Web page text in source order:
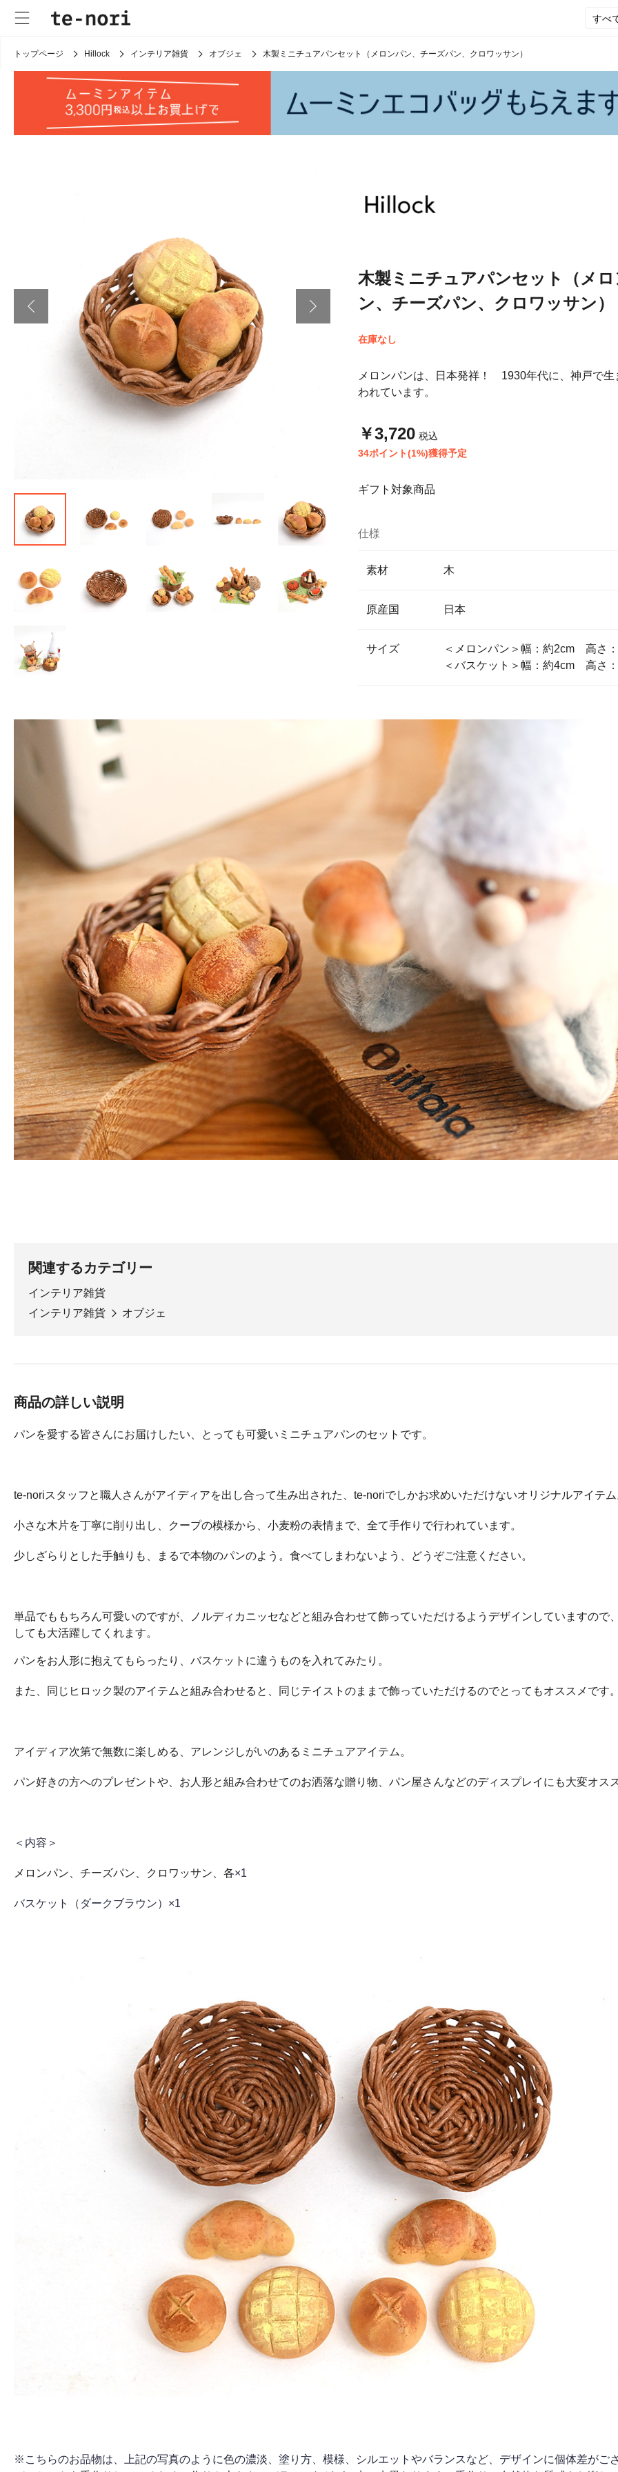
トップページ Hillock インテリア雑貨 オブジェ 木製ミニチュアパンセット（メロンパン、チーズパン、クロワッサン）
木製ミニチュアパンセット（メ
ン、チーズパン、クロワッサン）
在庫なし
メロンパンは、日本発祥！ 1930年代に、神戸で生
われています。
￥3,720 税込
34ポイント(1%)獲得予定
ギフト対象商品
仕様
素材 木
原産国 日本
サイズ
＜メロンパン＞幅：約2cm 高さ
＜バスケット＞幅：約4cm 高さ
関連するカテゴリー
インテリア雑貨
インテリア雑貨
オブジェ
商品の詳しい説明
パンを愛する皆さんにお届けしたい、とっても可愛いミニチュアパンのセットです。
te-noriスタッフと職人さんがアイディアを出し合って生み出された、te-noriでしかお求めいただけないオリジナルアイテ
小さな木片を丁寧に削り出し、クープの模様から、小麦粉の表情まで、全て手作りで行われています。
少しざらりとした手触りも、まるで本物のパンのよう。食べてしまわないよう、どうぞご注意ください。
単品でももちろん可愛いのですが、ノルディカニッセなどと組み合わせて飾っていただけるようデザインしていますので
しても大活躍してくれます。
パンをお人形に抱えてもらったり、バスケットに違うものを入れてみたり。
また、同じヒロック製のアイテムと組み合わせると、同じテイストのままで飾っていただけるのでとってもオススメです
アイディア次第で無数に楽しめる、アレンジしがいのあるミニチュアアイテム。
パン好きの方へのプレゼントや、お人形と組み合わせてのお洒落な贈り物、パン屋さんなどのディスプレイにも大変オス
＜内容＞
メロンパン、チーズパン、クロワッサン、各×1
バスケット（ダークブラウン）×1
※こちらのお品物は、上記の写真のように色の濃淡、塗り方、模様、シルエットやバランスなど、デザインに個体差がご